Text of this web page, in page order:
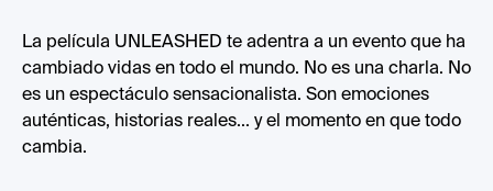
La película UNLEASHED te adentra a un evento que ha
cambiado vidas en todo el mundo. No es una charla. No
es un espectáculo sensacionalista. Son emociones
auténticas, historias reales... y el momento en que todo
cambia.